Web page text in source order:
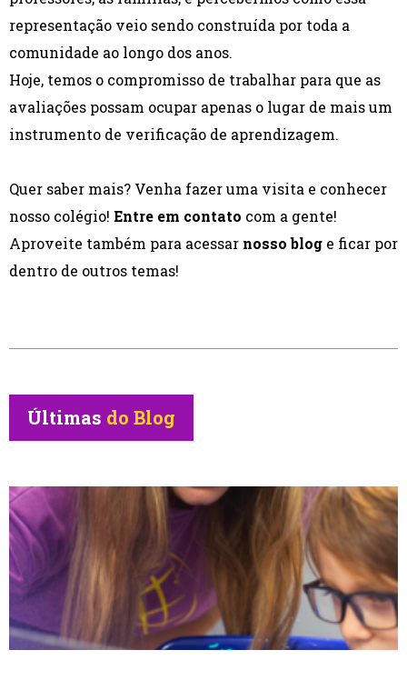
representação veio sendo construída por toda a
comunidade ao longo dos anos.
Hoje, temos o compromisso de trabalhar para que as
avaliações possam ocupar apenas o lugar de mais um
instrumento de verificação de aprendizagem.
Quer saber mais? Venha fazer uma visita e conhecer
nosso colégio! Entre em contato com a gente!
Aproveite também para acessar nosso blog e ficar por
dentro de outros temas!
Últimas do Blog